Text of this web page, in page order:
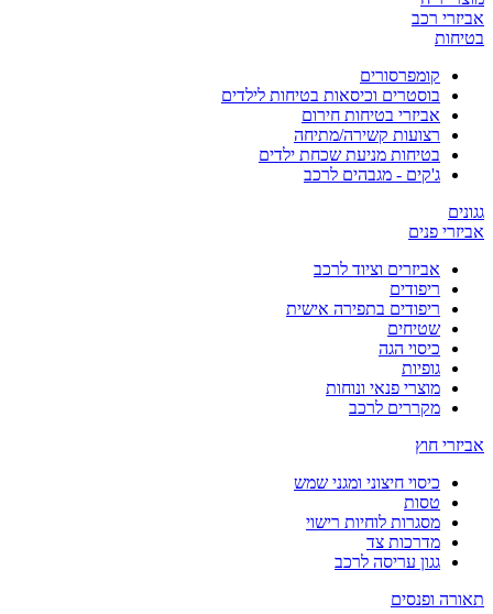
אביזרי רכב
בטיחות
קומפרסורים
בוסטרים וכיסאות בטיחות לילדים
אביזרי בטיחות חירום
רצועות קשירה/מתיחה
בטיחות מניעת שכחת ילדים
ג'קים - מגבהים לרכב
גגונים
אביזרי פנים
אביזרים וציוד לרכב
ריפודים
ריפודים בתפירה אישית
שטיחים
כיסוי הגה
גופיות
מוצרי פנאי ונוחות
מקררים לרכב
אביזרי חוץ
כיסוי חיצוני ומגני שמש
טסות
מסגרות לוחיות רישוי
מדרכות צד
גגון עריסה לרכב
תאורה ופנסים